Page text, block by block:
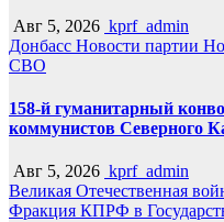
Авг 5, 2026 kprf_admin
Донбасс Новости партии
СВО
158-й гуманитарный
коммунистов Северного
Авг 5, 2026 kprf_admin
Великая Отечественная
Фракция КПРФ в